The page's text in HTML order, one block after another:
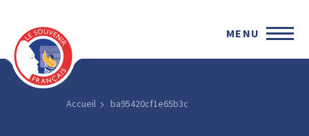
MENU
Accueil ba95420cf1e65b3c